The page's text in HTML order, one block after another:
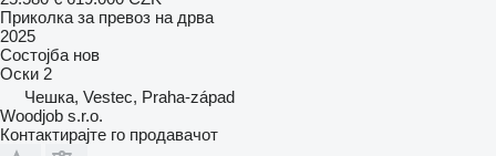
Приколка за превоз на дрва
2025
Состојба нов
Оски 2
Чешка, Vestec, Praha-západ
Woodjob s.r.o.
Контактирајте го продавачот